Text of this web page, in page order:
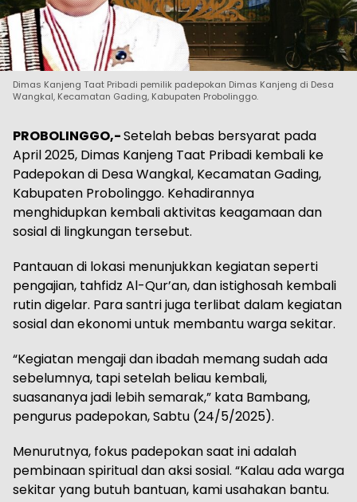
Dimas Kanjeng Taat Pribadi pemilik padepokan Dimas Kanjeng di Desa
Wangkal, Kecamatan Gading, Kabupaten Probolinggo.
PROBOLINGGO,-Setelah bebas bersyarat pada
April 2025, Dimas Kanjeng Taat Pribadi kembali ke
Padepokan di Desa Wangkal, Kecamatan Gading,
Kabupaten Probolinggo. Kehadirannya
menghidupkan kembali aktivitas keagamaan dan
sosial di lingkungan tersebut.
Pantauan di lokasi menunjukkan kegiatan seperti
pengajian, tahfidz Al-Qur’an, dan istighosah kembali
rutin digelar. Para santri juga terlibat dalam kegiatan
sosial dan ekonomi untuk membantu warga sekitar.
“Kegiatan mengaji dan ibadah memang sudah ada
sebelumnya, tapi setelah beliau kembali,
suasananya jadi lebih semarak,” kata Bambang,
pengurus padepokan, Sabtu (24/5/2025).
Menurutnya, fokus padepokan saat ini adalah
pembinaan spiritual dan aksi sosial. “Kalau ada warga
sekitar yang butuh bantuan, kami usahakan bantu.